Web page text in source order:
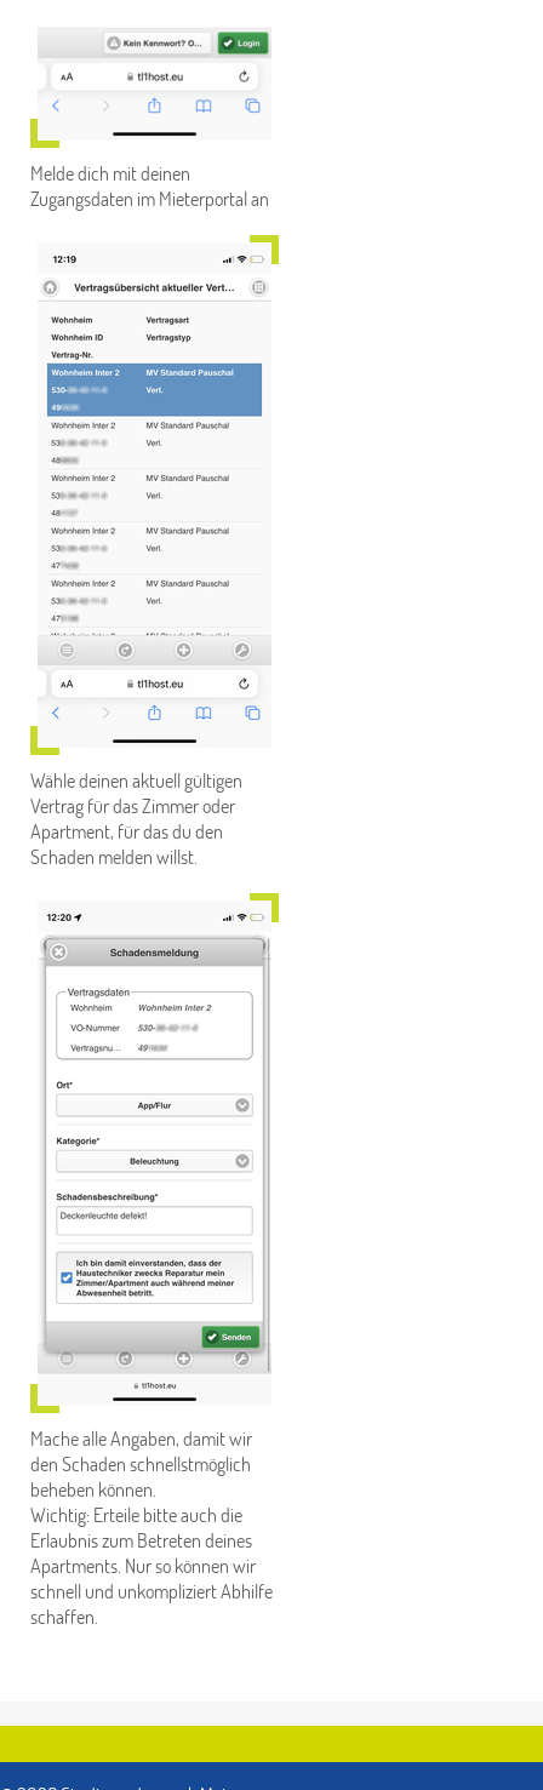
Melde dich mit deinen
Zugangsdaten im Mieterportal an
Wähle deinen aktuell gültigen
Vertrag für das Zimmer oder
Apartment, für das du den
Schaden melden willst.
Mache alle Angaben, damit wir
den Schaden schnellstmöglich
beheben können.
Wichtig: Erteile bitte auch die
Erlaubnis zum Betreten deines
Apartments. Nur so können wir
schnell und unkompliziert Abhilfe
schaffen.